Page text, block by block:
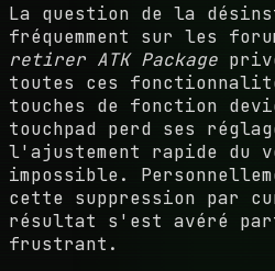
La question de la
fréquemment sur les
retirer ATK Package
toutes ces
touches de fonction
touchpad perd ses
l'ajustement rapide du
impossible.
cette suppression par
résultat s'est avéré
frustrant.